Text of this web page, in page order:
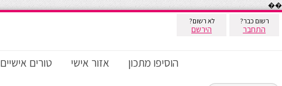
��
רשום כבר?
התחבר
לא רשום?
הירשם
הוסיפו מתכון אזור אישי טורים אישיים